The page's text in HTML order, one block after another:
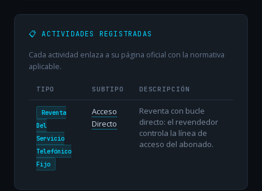
📋 ACTIVIDADES REGISTRADAS
Cada actividad enlaza a su página oficial con la normativa
aplicable.
TIPO SUBTIPO DESCRIPCIÓN
Reventa
Del
Servicio
Telefónico
Fijo
Acceso
Directo
Reventa con bucle
directo: el revendedor
controla la línea de
acceso del abonado.